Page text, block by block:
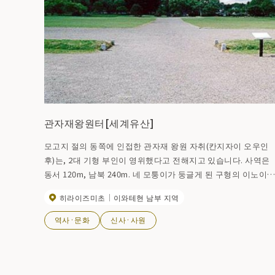
관자재왕원터[세계유산]
모고지 절의 동쪽에 인접한 관자재 왕원 자취(칸지자이 오우인
후)는, 2대 기형 부인이 영위했다고 전해지고 있습니다. 사역은
동서 120m, 남북 240m. 네 모퉁이가 둥글게 된 구형의 이노이케
스하마(스하마), 동서에 긴 나카지마 등이 점재하고 있습니다.
쪽 해안은 광정, 그것을 향해 서쪽에 오아미타당터, 동쪽에 코아
미타당터. 동쪽 해안에는 종루 자취와 후겐도라고 전해지는 유
히라이즈미초 이와테현 남부 지역
역사·문화 신사·사원